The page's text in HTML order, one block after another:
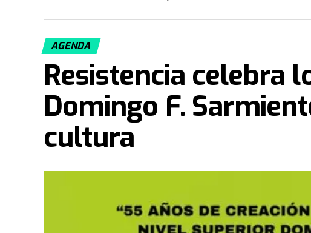
Paul y su esposa Becky Enenche, reconocidos
martes 16 de junio, a partir de las 19:00 horas, en las
(Avenida Arribálzaga 2000).
AGENDA
Resistencia celebra
Domingo F.
cultura